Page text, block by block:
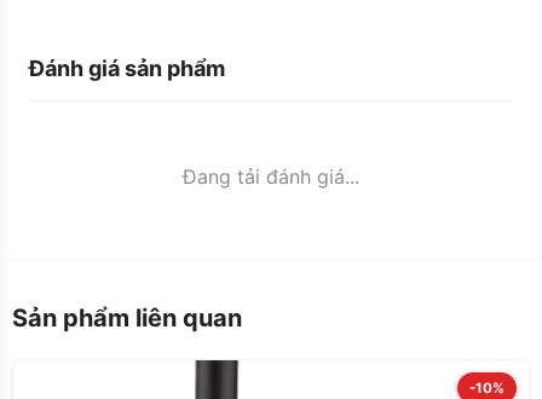
Đánh giá sản phẩm
Đang tải đánh giá...
Sản phẩm liên quan
-10%